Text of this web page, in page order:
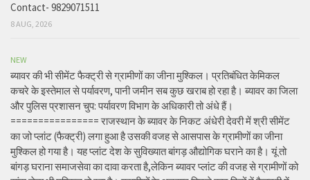
Contact- 9829071511
8 AUG, 2026
NEW
ब्यावर की भी सीमेंट फैक्ट्री से ग्रामीणों का जीना मुश्किल। प्रतिबंधित केमिकल
कचरे के इस्तेमाल से पर्यावरण, पानी जमीन सब कुछ खराब हो रहा है। ब्यावर का जिला
और पुलिस प्रशासन चुप: पर्यावरण विभाग के अधिकारी तो अंधे हैं।
================ राजस्थान के ब्यावर के निकट अंधेरी देवरी में श्री सीमेंट
का जो प्लांट (फैक्ट्री) लगा हुआ है उसकी वजह से आसपास के ग्रामीणों का जीना
मुश्किल हो गया है। यह प्लांट देश के सुविख्यात बांगड़ औद्योगिक घराने का है। यूं तो
बांगड़ घराना समाजसेवा का दावा करता है,लेकिन ब्यावर प्लांट की वजह से ग्रामीणों को